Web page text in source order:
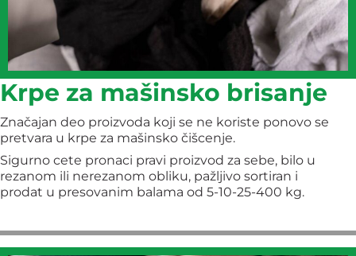
Krpe za mašinsko brisanje
Značajan deo proizvoda koji se ne koriste ponovo se
pretvara u krpe za mašinsko čišcenje.
Sigurno cete pronaci pravi proizvod za sebe, bilo u
rezanom ili nerezanom obliku, pažljivo sortiran i
prodat u presovanim balama od 5-10-25-400 kg.